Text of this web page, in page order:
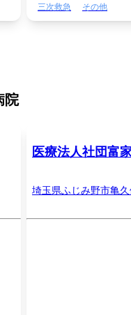
三次救急
その他
院
医療法人社団富
埼玉県ふじみ野市亀